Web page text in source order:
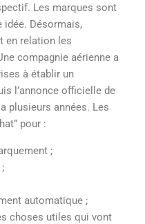
Les marques sont
idée. Désormais,
en relation les
compagnie aérienne a
à établir un
l’annonce officielle de
plusieurs années. Les
pour :
;
automatique ;
choses utiles qui vont